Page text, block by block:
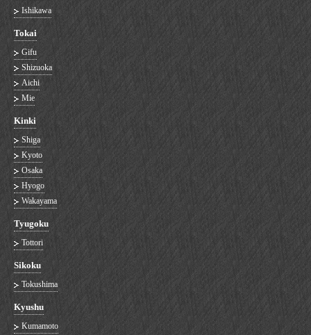
Ishikawa
Tokai
Gifu
Shizuoka
Aichi
Mie
Kinki
Shiga
Kyoto
Osaka
Hyogo
Wakayama
Tyugoku
Tottori
Sikoku
Tokushima
Kyushu
Kumamoto